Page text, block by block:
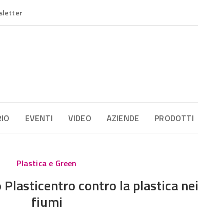
EVENTI VIDEO AZIENDE PRODOTTI
Plastica e Green
Plasticentro contro la plastica nei
fiumi